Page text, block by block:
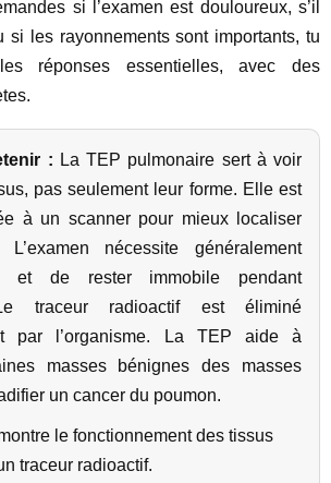
si l’examen est douloureux, s’il
si les rayonnements sont importants, tu
réponses essentielles, avec des
: La TEP pulmonaire sert à voir
pas seulement leur forme. Elle est
à un scanner pour mieux localiser
nécessite généralement
et de rester immobile pendant
Le traceur radioactif est éliminé
par l’organisme. La TEP aide à
masses bénignes des masses
un cancer du poumon.
le fonctionnement des tissus
traceur radioactif.